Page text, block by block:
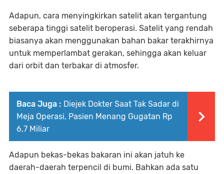
Adapun, cara menyingkirkan satelit akan tergantung
seberapa tinggi satelit beroperasi. Satelit yang rendah
biasanya akan menggunakan bahan bakar terakhirnya
untuk memperlambat gerakan, sehingga akan keluar
dari orbit dan terbakar di atmosfer.
Baca Juga : Diejek Dokter Saat Tak Sadar di
Meja Operasi, Pasien Menang Gugatan Rp
6,7 Miliar
Adapun bekas-bekas bakaran ini akan jatuh ke
daerah-daerah terpencil di bumi. Bahkan ada satu